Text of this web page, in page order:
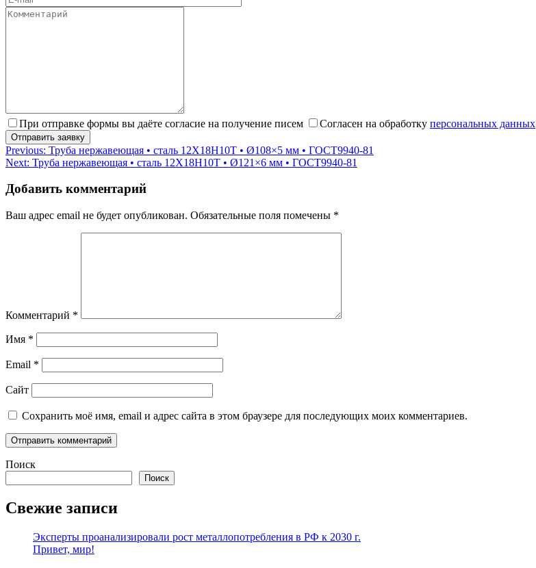
При отправке формы вы даёте согласие на получение писем Согласен на обработку персональных данных
Навигация
по
записям
Previous: Труба нержавеющая • сталь 12Х18Н10Т • Ø108×5 мм • ГОСТ9940-81
Next: Труба нержавеющая • сталь 12Х18Н10Т • Ø121×6 мм • ГОСТ9940-81
Добавить комментарий
Ваш адрес email не будет опубликован. Обязательные поля помечены *
Комментарий *
Имя *
Email *
Сайт
Сохранить моё имя, email и адрес сайта в этом браузере для последующих моих комментариев.
Поиск
Поиск
Свежие записи
Эксперты проанализировали рост металлопотребления в РФ к 2030 г.
Привет, мир!